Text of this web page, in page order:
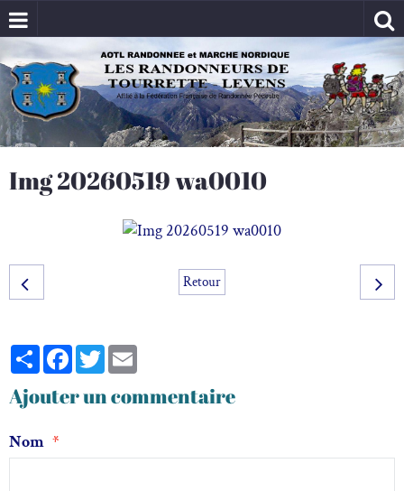
Img 20260519 wa0010
Retour
PartagerFacebook
Twitter
Ajouter un commentaire
Nom